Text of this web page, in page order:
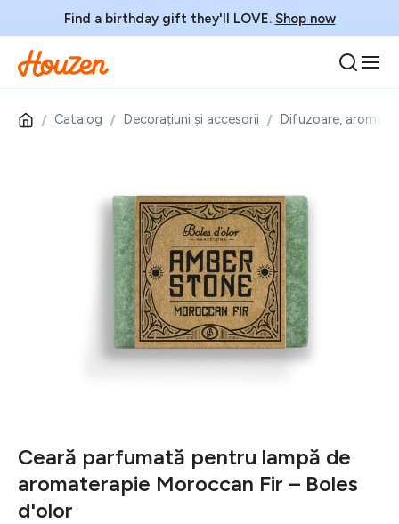
Find a birthday gift they'll LOVE. Shop now
Catalog Decorațiuni și accesorii Difuzoare,
Ceară parfumată pentru lampă de
aromaterapie Moroccan Fir – Boles
d'olor